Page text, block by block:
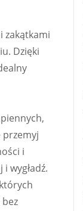
zakątkami
Dzięki
przemyj
i
wygładź.